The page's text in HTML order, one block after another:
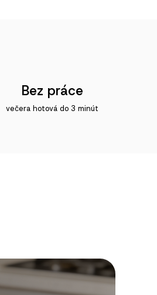
Bez práce
večera hotová do 3 minút